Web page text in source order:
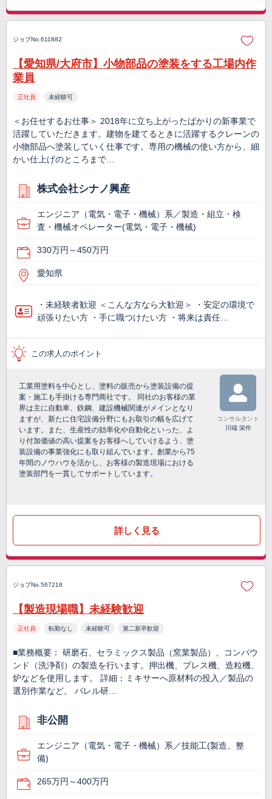
ジョブNo.611882
【愛知県/大府市】小物部品の塗装をする工場内作
業員
正社員 未経験可
＜お任せするお仕事＞ 2018年に立ち上がったばかりの新事業で
活躍していただきます。建物を建てるときに活躍するクレーンの
小物部品へ塗装していく仕事です。専用の機械の使い方から、細
かい仕上げのところまで…
株式会社シナノ興産
エンジニア（電気・電子・機械）系／製造・組立・検
査・機械オペレーター(電気・電子・機械)
330万円～450万円
愛知県
・未経験者歓迎 ＜こんな方なら大歓迎＞ ・安定の環境で
頑張りたい方 ・手に職つけたい方 ・将来は責任…
この求人のポイント
工業用塗料を中心とし、塗料の販売から塗装設備の提
案・施工も手掛ける専門商社です。 同社のお客様の業
界は主に自動車、鉄鋼、建設機械関連がメインとなり
ますが、新たに住宅設備分野にもお取引の幅を広げて
います。また、生産性の効率化や自動化といった、よ
り付加価値の高い提案をお客様へしていけるよう、塗
装設備の事業強化にも取り組んでいます。創業から75
年間のノウハウを活かし、お客様の製造現場における
塗装部門を一貫してサポートしています。
コンサルタント
川端 栄作
詳しく見る
ジョブNo.567218
【製造現場職】未経験歓迎
正社員 転勤なし 未経験可 第二新卒歓迎
■業務概要： 研磨石、セラミックス製品（窯業製品）、コンパウ
ンド（洗浄剤）の製造を行います。押出機、プレス機、造粒機、
炉などを使用します。 詳細：ミキサーへ原材料の投入／製品の
選別作業など。 バレル研…
非公開
エンジニア（電気・電子・機械）系／技能工(製造、整
備)
265万円～400万円